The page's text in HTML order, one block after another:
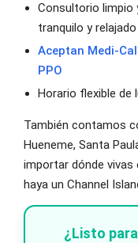
Consultorio limpio
tranquilo y relajado
Aceptan Medi-
PPO
Horario flexible de
También contamos
Hueneme, Santa
importar dónde vivas
haya un Channel
¿Listo